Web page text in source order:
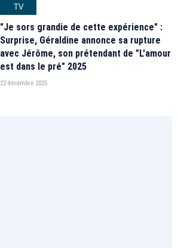
TV
"Je sors grandie de cette expérience" :
Surprise, Géraldine annonce sa rupture
avec Jérôme, son prétendant de "L'amour
est dans le pré" 2025
22 décembre 2025